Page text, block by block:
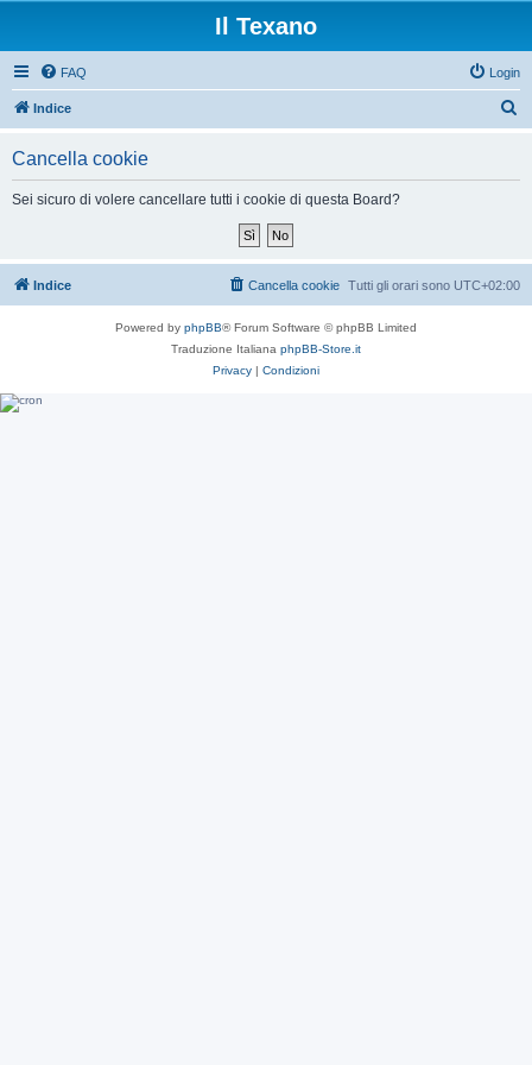
Il Texano
FAQ Login
Indice
Cancella cookie
Sei sicuro di volere cancellare tutti i cookie di questa Board?
Indice Tutti gli orari sono UTC+02:00
Cancella cookie
Powered by phpBB® Forum Software © phpBB Limited
Traduzione Italiana phpBB-Store.it
Privacy | Condizioni